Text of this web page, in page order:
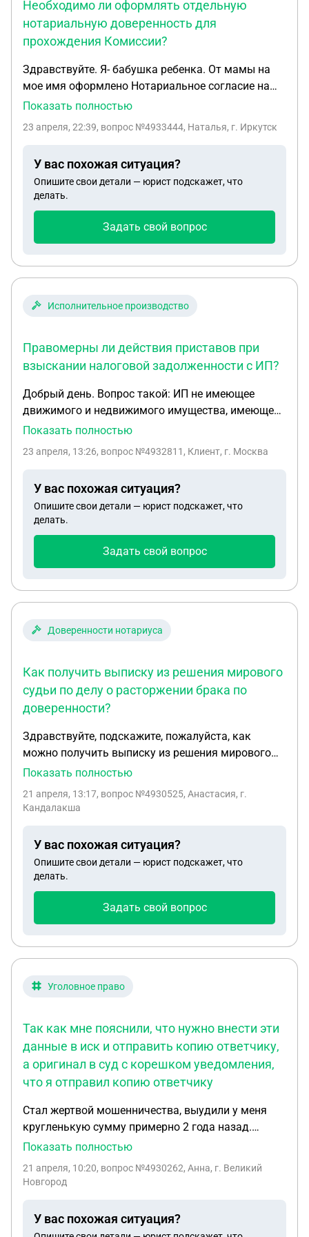
Необходимо ли оформлять отдельную
нотариальную доверенность для
прохождения Комиссии?
Здравствуйте. Я- бабушка ребенка. От мамы на
мое имя оформлено Нотариальное согласие на
ребенка до достижения 14 летнего возраста.
учереждения на территории РФ. Сейчас внуку
Необходимо ли оформлять отдельную
нотариальную доверенность для прохождения
Комиссии? Или достаточно приложить к
написанную от руки, с приложением копий
Спасибо
Показать полностью
23 апреля, 22:39, вопрос №4933444, Наталья, г. Иркутск
У вас похожая ситуация?
Опишите свои детали — юрист подскажет, что
делать.
Задать свой вопрос
Исполнительное производство
Правомерны ли действия приставов при
взыскании налоговой задолженности с ИП?
Добрый день. Вопрос такой: ИП не имеющее
движимого и недвижимого имущества, имеющее
прописку в кВ родителей и небольшое
(имущество не оформлено ни на кого) задолжало
исполнительное производство, суд назначен в
ближайшие 3 недели. Приставы связываются и
готовятся на выезд по прописке для описи
родительской кв приставами и остаться при
заявление о банкротстве через мфц? Какие
Показать полностью
23 апреля, 13:26, вопрос №4932811, Клиент, г. Москва
У вас похожая ситуация?
Опишите свои детали — юрист подскажет, что
делать.
Задать свой вопрос
Доверенности нотариуса
Как получить выписку из решения мирового
судьи по делу о расторжении брака по
доверенности?
Здравствуйте, подскажите, пожалуйста, как
можно получить выписку из решения мирового
судьи по гражданскому делу (расторжение
доверенность от истца по этому делу. Я нахожусь
заверенную копию доверенности, смогу я
получить заказным письмом выписку? Может
есть какие-то другие варианты?
Показать полностью
21 апреля, 13:17, вопрос №4930525, Анастасия, г.
Кандалакша
У вас похожая ситуация?
Опишите свои детали — юрист подскажет, что
делать.
Задать свой вопрос
Уголовное право
Так как мне пояснили, что нужно внести эти
данные в иск и отправить копию ответчику,
а оригинал в суд с корешком уведомления,
что я отправил копию ответчику
Стал жертвой мошенничества, выудили у меня
кругленькую сумму примерно 2 года назад.
Подал заявление в полицию, дело признали
дропперов, а точнее пока одного, но на него
помощью прокурора, однако до недавнего
Показать полностью
21 апреля, 10:20, вопрос №4930262, Анна, г. Великий
Новгород
У вас похожая ситуация?